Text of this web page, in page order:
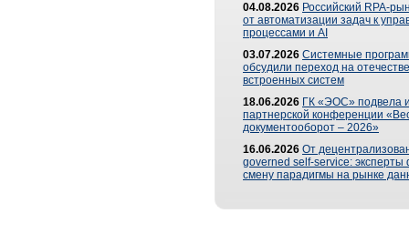
04.08.2026 Российский RPA-
от автоматизации задач к
процессами и AI
03.07.2026 Системные
обсудили переход на
встроенных систем
18.06.2026 ГК «ЭОС» подвела
партнерской конференции
документооборот – 2026»
16.06.2026 От
governed self-service: эксперты
смену парадигмы на рынке